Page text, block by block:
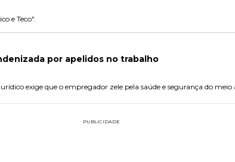
e Teco".
por apelidos no trabalho
exige que o empregador zele pela saúde e segurança do
PUBLICIDADE